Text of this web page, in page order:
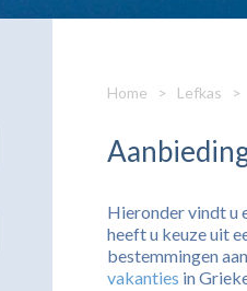
Home > Lefkas >
Hieronder vindt u
heeft u keuze uit
bestemmingen
vakanties in